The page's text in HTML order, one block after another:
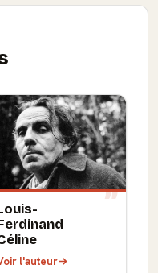
l'auteur